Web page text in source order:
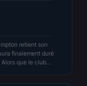
retient son
finalement duré
que le club